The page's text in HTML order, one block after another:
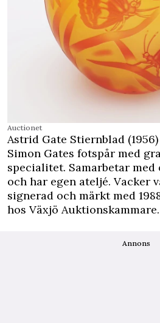
Auctionet
Astrid Gate Stiernblad
Simon Gates fotspår med
specialitet. Samarbetar med
och har egen ateljé. Vacker
signerad och märkt med
hos Växjö Auktionskammare.
Annons